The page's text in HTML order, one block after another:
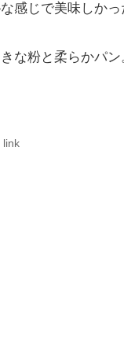
感じで美味しかっ
な粉と柔らかパン
link